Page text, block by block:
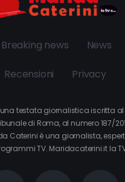
Breaking news News
Recensioni Privacy
testata giornalistica iscritta
di Roma, al numero 187/
Caterini è una giornalista,
TV. Maridacaterini.it la